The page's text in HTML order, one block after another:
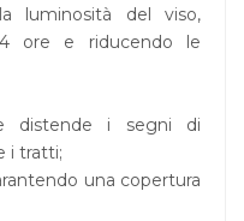
luminosità del viso,
ore e riducendo le
distende i segni di
i tratti;
una copertura